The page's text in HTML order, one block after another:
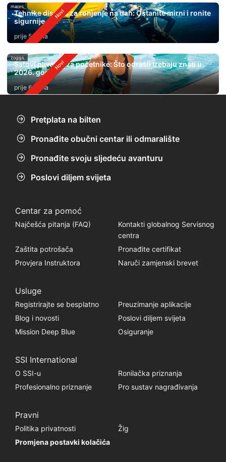
mares
Tehnike disanja za ronjenje na dah: Ostanite mirni i ronite
sigurnije
prije 5 dana
zoggs
Satovi plivanja za početnike: Što odrasli trebaju znati u
2026. godini
prije 6 dana
Pretplata na bilten
Pronađite obučni centar ili odmaralište
Pronađite svoju sljedeću avanturu
Poslovi diljem svijeta
Centar za pomoć
Najčešća pitanja (FAQ)
Kontakti globalnog Servisnog
centra
Zaštita potrošača
Pronađite certifikat
Provjera Instruktora
Naruči zamjenski brevet
Usluge
Registrirajte se besplatno
Preuzimanje aplikacije
Blog i novosti
Poslovi diljem svijeta
Mission Deep Blue
Osiguranje
SSI International
O SSI-u
Ronilačka priznanja
Profesionalno priznanje
Pro sustav nagrađivanja
Pravni
Politika privatnosti
Žig
Promjena postavki kolačića